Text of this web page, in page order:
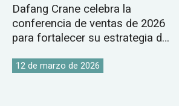
Dafang Crane celebra la
conferencia de ventas de 2026
para fortalecer su estrategia de
12 de marzo de 2026